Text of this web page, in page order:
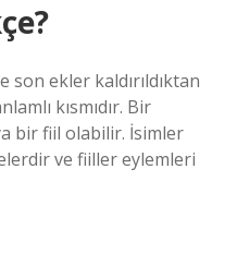
ekler kaldırıldıktan
kısmıdır. Bir
bir fiil olabilir. İsimler
ve fiiller eylemleri